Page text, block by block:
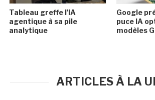
Tableau greffe l'IA
agentique à sa pile
analytique
Google
puce IA
modèles
ARTICLES À LA